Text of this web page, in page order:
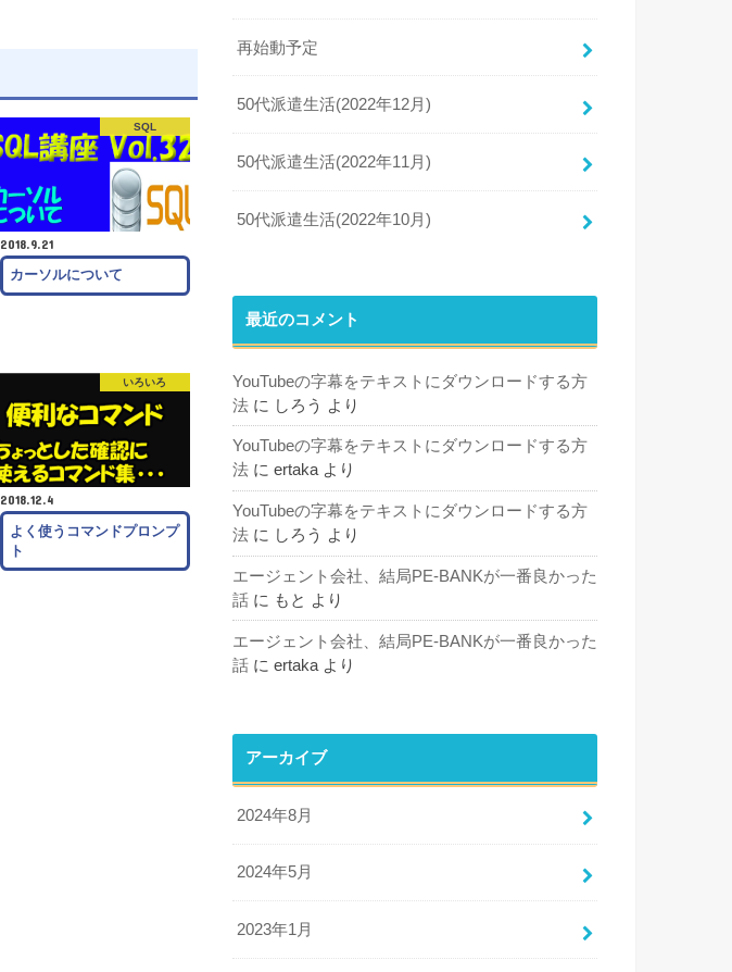
SQL
2018.9.21
カーソルについて
いろいろ
2018.12.4
よく使うコマンドプロンプ
ト
再始動予定
50代派遣生活(2022年12月)
50代派遣生活(2022年11月)
50代派遣生活(2022年10月)
最近のコメント
YouTubeの字幕をテキストにダウンロードする方
法 に しろう より
YouTubeの字幕をテキストにダウンロードする方
法 に ertakaより
YouTubeの字幕をテキストにダウンロードする方
法 に しろう より
エージェント会社、結局PE-BANKが一番良かった
話 に もと より
エージェント会社、結局PE-BANKが一番良かった
話 に ertaka より
アーカイブ
2024年8月
2024年5月
2023年1月